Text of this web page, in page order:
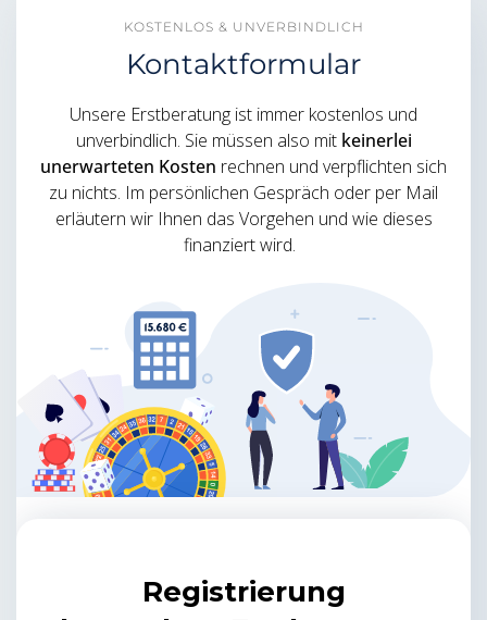
KOSTENLOS & UNVERBINDLICH
Kontaktformular
Unsere Erstberatung ist immer kostenlos und
unverbindlich. Sie müssen also mit keinerlei
unerwarteten Kosten rechnen und verpflichten sich
zu nichts. Im persönlichen Gespräch oder per Mail
erläutern wir Ihnen das Vorgehen und wie dieses
finanziert wird.